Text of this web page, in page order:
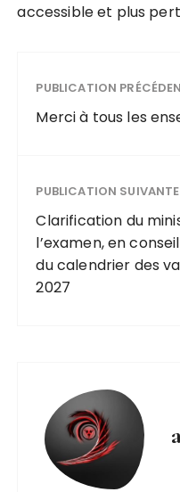
accessible et plus
PUBLICATION
Merci à tous les
PUBLICATION SUIVANTE
Clarification du
l’examen, en
du calendrier des
2027